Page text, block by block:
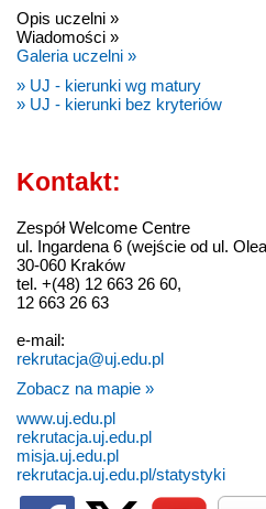
Opis uczelni »
Wiadomości »
Galeria uczelni »
» UJ - kierunki wg matury
» UJ - kierunki bez kryteriów
Kontakt:
Zespół Welcome Centre
ul. Ingardena 6 (wejście od ul.
30-060 Kraków
tel. +(48) 12 663 26 60,
12 663 26 63
e-mail:
rekrutacja@uj.edu.pl
Zobacz na mapie »
www.uj.edu.pl
rekrutacja.uj.edu.pl
misja.uj.edu.pl
rekrutacja.uj.edu.pl/statystyki